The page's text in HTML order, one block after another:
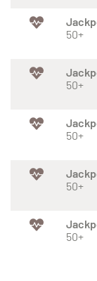
50+
50+
50+
50+
50+